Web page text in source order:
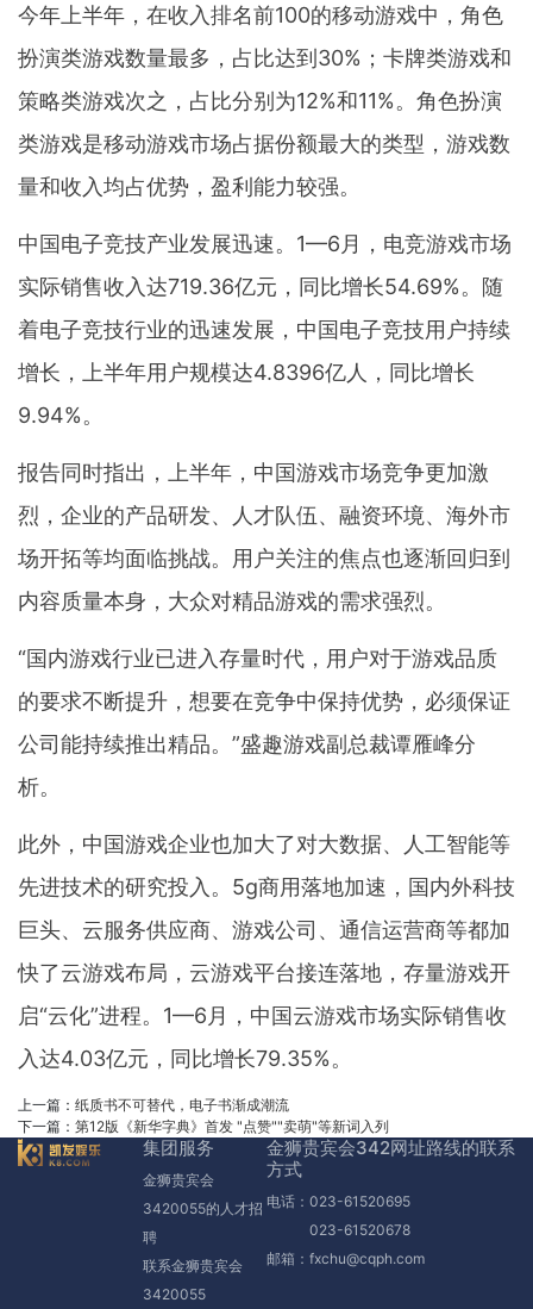
今年上半年，在收入排名前100的移动游戏中，角色
扮演类游戏数量最多，占比达到30%；卡牌类游戏和
策略类游戏次之，占比分别为12%和11%。角色扮演
类游戏是移动游戏市场占据份额最大的类型，游戏数
量和收入均占优势，盈利能力较强。
中国电子竞技产业发展迅速。1—6月，电竞游戏市场
实际销售收入达719.36亿元，同比增长54.69%。随
着电子竞技行业的迅速发展，中国电子竞技用户持续
增长，上半年用户规模达4.8396亿人，同比增长
9.94%。
报告同时指出，上半年，中国游戏市场竞争更加激
烈，企业的产品研发、人才队伍、融资环境、海外市
场开拓等均面临挑战。用户关注的焦点也逐渐回归到
内容质量本身，大众对精品游戏的需求强烈。
“国内游戏行业已进入存量时代，用户对于游戏品质
的要求不断提升，想要在竞争中保持优势，必须保证
公司能持续推出精品。”盛趣游戏副总裁谭雁峰分
析。
此外，中国游戏企业也加大了对大数据、人工智能等
先进技术的研究投入。5g商用落地加速，国内外科技
巨头、云服务供应商、游戏公司、通信运营商等都加
快了云游戏布局，云游戏平台接连落地，存量游戏开
启“云化”进程。1—6月，中国云游戏市场实际销售收
入达4.03亿元，同比增长79.35%。
上一篇： 纸质书不可替代，电子书渐成潮流
下一篇： 第12版《新华字典》首发 "点赞""卖萌"等新词入列
集团服务
金狮贵宾会
3420055的人才招
聘
联系金狮贵宾会
3420055
金狮贵宾会342网址路线的联系
方式
电话：023-61520695
023-61520678
邮箱： fxchu@cqph.com